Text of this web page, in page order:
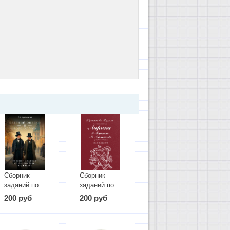
Сборник
заданий по
литературе
(«Горе от
ума»,
200 руб
Сборник
заданий по
литературе
(лирика А.
Пушкина и
200 руб